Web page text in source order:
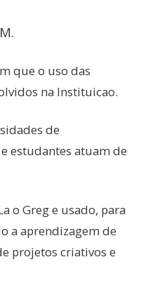
que o uso das
na Instituicao.
de
estudantes atuam de
o Greg e usado, para
a aprendizagem de
projetos criativos e